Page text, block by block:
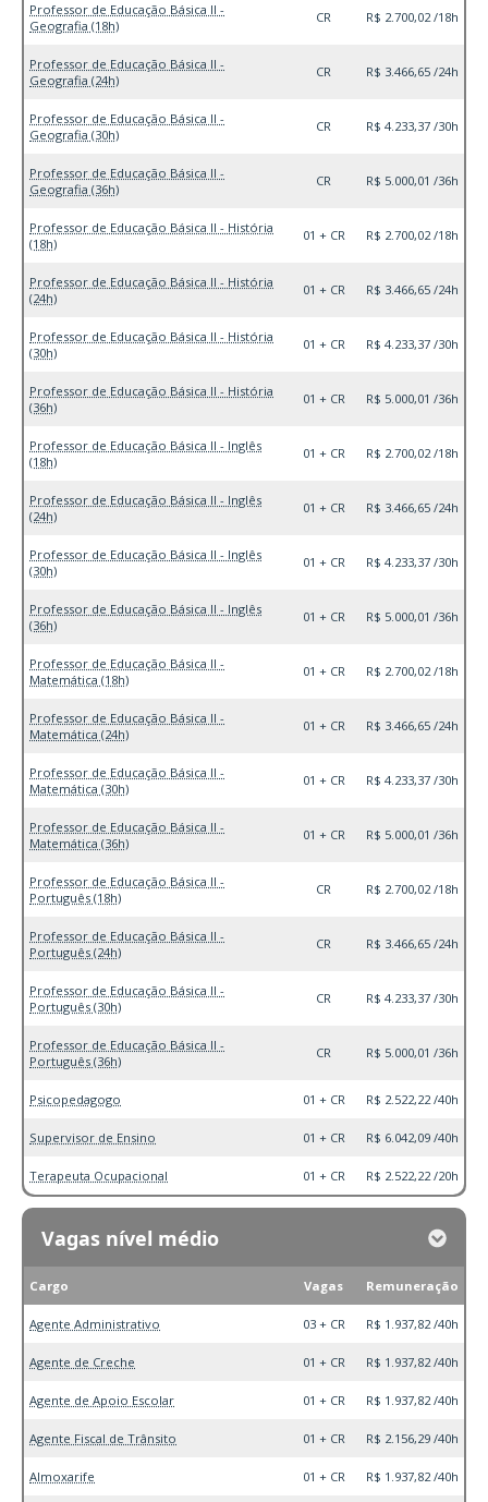
Professor de Educação Básica II -
Geografia (18h)
CR R$ 2.700,02 /18h
Professor de Educação Básica II -
Geografia (24h)
CR R$ 3.466,65 /24h
Professor de Educação Básica II -
Geografia (30h)
CR R$ 4.233,37 /30h
Professor de Educação Básica II -
Geografia (36h)
CR R$ 5.000,01 /36h
Professor de Educação Básica II - História
(18h)
01 + CR R$ 2.700,02 /18h
Professor de Educação Básica II - História
(24h)
01 + CR R$ 3.466,65 /24h
Professor de Educação Básica II - História
(30h)
01 + CR R$ 4.233,37 /30h
Professor de Educação Básica II - História
(36h)
01 + CR R$ 5.000,01 /36h
Professor de Educação Básica II - Inglês
(18h)
01 + CR R$ 2.700,02 /18h
Professor de Educação Básica II - Inglês
(24h)
01 + CR R$ 3.466,65 /24h
Professor de Educação Básica II - Inglês
(30h)
01 + CR R$ 4.233,37 /30h
Professor de Educação Básica II - Inglês
(36h)
01 + CR R$ 5.000,01 /36h
Professor de Educação Básica II -
Matemática (18h)
01 + CR R$ 2.700,02 /18h
Professor de Educação Básica II -
Matemática (24h)
01 + CR R$ 3.466,65 /24h
Professor de Educação Básica II -
Matemática (30h)
01 + CR R$ 4.233,37 /30h
Professor de Educação Básica II -
Matemática (36h)
01 + CR R$ 5.000,01 /36h
Professor de Educação Básica II -
Português (18h)
CR R$ 2.700,02 /18h
Professor de Educação Básica II -
Português (24h)
CR R$ 3.466,65 /24h
Professor de Educação Básica II -
Português (30h)
CR R$ 4.233,37 /30h
Professor de Educação Básica II -
Português (36h)
CR R$ 5.000,01 /36h
Psicopedagogo 01 + CR R$ 2.522,22 /40h
Supervisor de Ensino 01 + CR R$ 6.042,09 /40h
Terapeuta Ocupacional 01 + CR R$ 2.522,22 /20h
Vagas nível médio
Cargo Vagas Remuneração
Agente Administrativo 03 + CR R$ 1.937,82 /40h
Agente de Creche 01 + CR R$ 1.937,82 /40h
Agente de Apoio Escolar 01 + CR R$ 1.937,82 /40h
Agente Fiscal de Trânsito 01 + CR R$ 2.156,29 /40h
Almoxarife 01 + CR R$ 1.937,82 /40h